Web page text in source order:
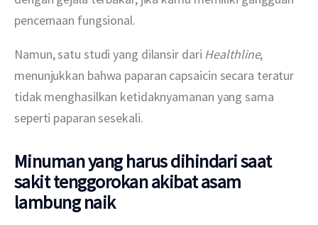
pencernaan fungsional.
Namun, satu studi yang dilansir dari Healthline,
menunjukkan bahwa paparan capsaicin secara teratur
tidak menghasilkan ketidaknyamanan yang sama
seperti paparan sesekali.
Minuman yang harus dihindari saat
sakit tenggorokan akibat asam
lambung naik